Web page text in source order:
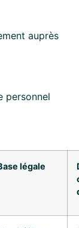
auprès
personnel
légale